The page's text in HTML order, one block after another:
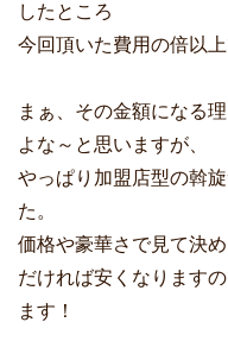
したところ
今回頂いた費用の倍以上
まぁ、その金額になる
よな～と思いますが、
やっぱり加盟店型の斡
た。
価格や豪華さで見て決
だければ安くなります
ます！